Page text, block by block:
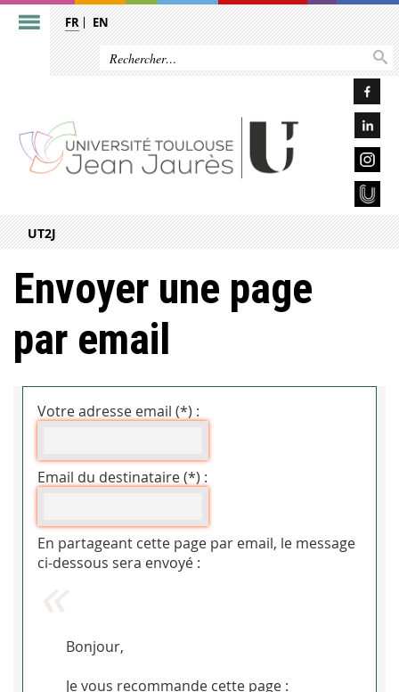
FR EN
UT2J
Envoyer une page
par email
Votre adresse email (*) :
Email du destinataire (*) :
En partageant cette page par email, le message
ci-dessous sera envoyé :
Bonjour,
Je vous recommande cette page :